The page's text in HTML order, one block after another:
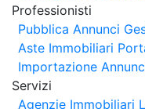
Professionisti
Pubblica Annunci
Aste Immobiliari
Importazione
Servizi
Agenzie Immobiliari